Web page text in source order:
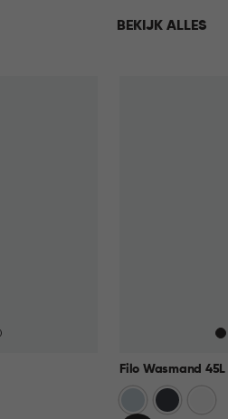
BEKIJK ALLES
Filo Wasmand
BlauwAntraciet